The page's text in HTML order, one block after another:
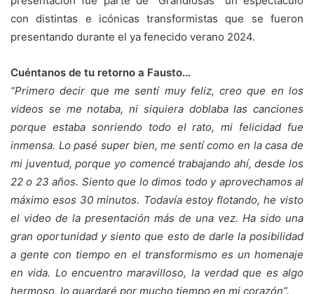
con distintas e icónicas transformistas que se fueron
presentando durante el ya fenecido verano 2024.
Cuéntanos de tu retorno a Fausto…
“Primero decir que me sentí muy feliz, creo que en los
videos se me notaba, ni siquiera doblaba las canciones
porque estaba sonriendo todo el rato, mi felicidad fue
inmensa. Lo pasé super bien, me sentí como en la casa de
mi juventud, porque yo comencé trabajando ahí, desde los
22 o 23 años. Siento que lo dimos todo y aprovechamos al
máximo esos 30 minutos. Todavía estoy flotando, he visto
el video de la presentación más de una vez. Ha sido una
gran oportunidad y siento que esto de darle la posibilidad
a gente con tiempo en el transformismo es un homenaje
en vida. Lo encuentro maravilloso, la verdad que es algo
hermoso, lo guardaré por mucho tiempo en mi corazón”.